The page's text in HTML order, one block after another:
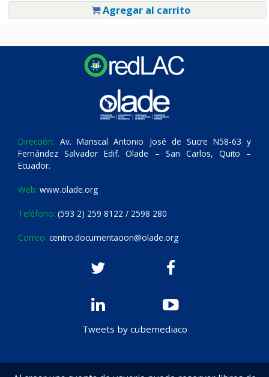
Agregar al carrito
Dirección: Av. Mariscal Antonio José de Sucre N58-63 y
Fernández Salvador Edif. Olade – San Carlos, Quito –
Ecuador.
Web: www.olade.org
Teléfono: (593 2) 259 8122 / 2598 280
Correo: centro.documentacion@olade.org
Tweets by cubemediaco